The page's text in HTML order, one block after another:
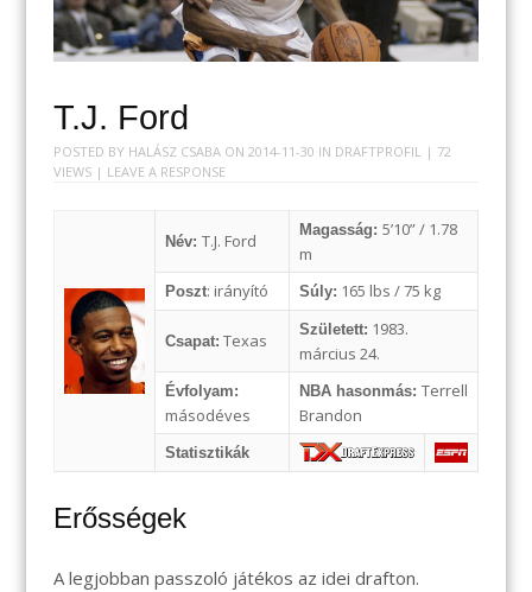
T.J. Ford
POSTED BY HALÁSZ CSABAON 2014-11-30 IN DRAFTPROFIL| 72
VIEWS | LEAVE A RESPONSE
Név: T.J. Ford
Magasság: 5’10” / 1.78
m
Poszt: irányító Súly: 165 lbs / 75 kg
Csapat: Texas
Született: 1983.
március 24.
Évfolyam:
másodéves
NBA hasonmás: Terrell
Brandon
Statisztikák
Erősségek
A legjobban passzoló játékos az idei drafton.